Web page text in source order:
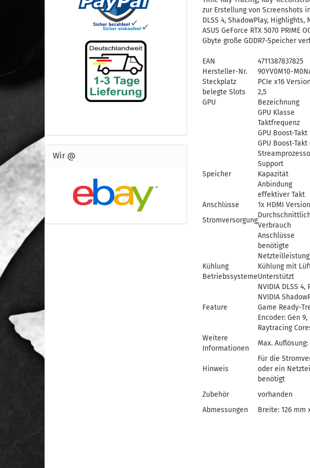
zur Erstellung von Screenshots in
DLSS 4, ShadowPlay, Highlights,
ASUS GeForce RTX 5070 PRIME
Gbyte große GDDR7-Speicher
EAN
4711387837825
Hersteller-Nr.
90YV0M10-
Steckplatz
PCIe x16
belegte Slots
2,5
GPU
Bezeichnung
GPU Klasse
Taktfrequenz
GPU Boost-Takt
GPU Boost-Takt
Support
Speicher
Kapazität
Anbindung
effektiver Takt
Anschlüsse
1x HDMI
Stromversorgung
Verbrauch
Anschlüsse
benötigte
Netzteilleistung
Kühlung
Kühlung mit
BetriebssystemeUnterstützt
Feature
NVIDIA DLSS
NVIDIA
Game Ready-
Encoder: Gen
Raytracing
Weitere
Informationen
Max.
Hinweis
Für die
oder ein
benötigt
Zubehör
vorhanden
Abmessungen
Breite: 126 mm
Wir @